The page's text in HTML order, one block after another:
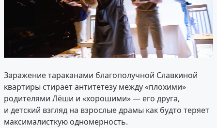
Заражение тараканами благополучной Славкиной
квартиры стирает антитетезу между «плохими»
родителями Лёши и «хорошими» — его друга,
и детский взгляд на взрослые драмы как будто теряет
максималисткую одномерность.